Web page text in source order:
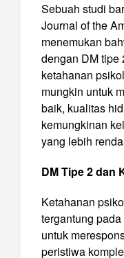
Sebuah studi
Journal of the
menemukan
dengan DM tipe
ketahanan
mungkin untuk
baik, kualitas
kemungkinan
yang lebih
DM Tipe 2 dan
Ketahanan
tergantung
untuk
peristiwa